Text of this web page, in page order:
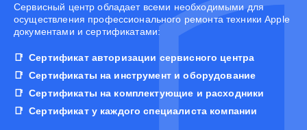
Cервисный центр обладает всеми необходимыми для
осуществления профессионального ремонта техники Apple
документами и сертификатами:
Сертификат авторизации сервисного центра
Сертификаты на инструмент и оборудование
Сертификаты на комплектующие и расходники
Сертификат у каждого специалиста компании